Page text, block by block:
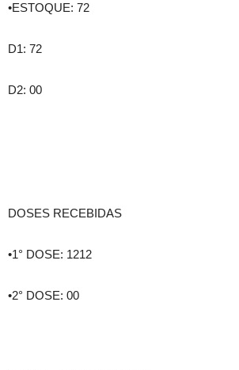
•ESTOQUE: 72
D1: 72
D2: 00
DOSES RECEBIDAS
•1° DOSE: 1212
•2° DOSE: 00